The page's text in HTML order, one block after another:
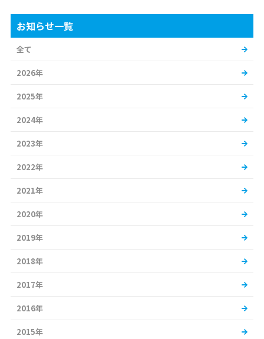
お知らせ一覧
全て
2026年
2025年
2024年
2023年
2022年
2021年
2020年
2019年
2018年
2017年
2016年
2015年